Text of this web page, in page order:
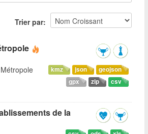
Trier par
geojson
json
kmz
csv
zip
gpx
de la